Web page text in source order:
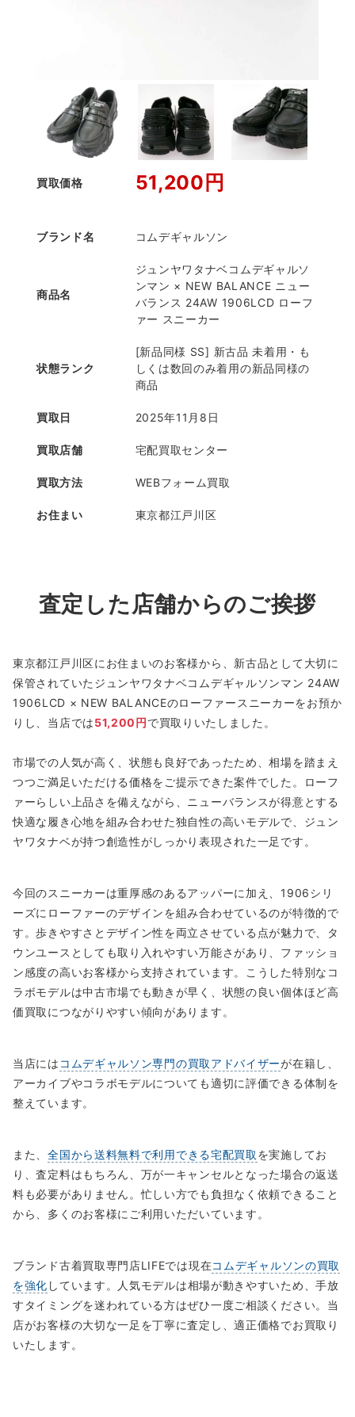
買取価格 51,200円
ブランド名 コムデギャルソン
商品名
ジュンヤワタナベコムデギャルソ
ンマン × NEW BALANCE ニュー
バランス 24AW 1906LCD ローフ
ァー スニーカー
状態ランク
[新品同様 SS] 新古品 未着用・も
しくは数回のみ着用の新品同様の
商品
買取日 2025年11月8日
買取店舗 宅配買取センター
買取方法 WEBフォーム買取
お住まい 東京都江戸川区
査定した店舗からのご挨拶
東京都江戸川区にお住まいのお客様から、新古品として大切に
保管されていたジュンヤワタナベコムデギャルソンマン 24AW
1906LCD × NEW BALANCEのローファースニーカーをお預か
りし、当店では51,200円で買取りいたしました。
市場での人気が高く、状態も良好であったため、相場を踏まえ
つつご満足いただける価格をご提示できた案件でした。ローフ
ァーらしい上品さを備えながら、ニューバランスが得意とする
快適な履き心地を組み合わせた独自性の高いモデルで、ジュン
ヤワタナベが持つ創造性がしっかり表現された一足です。
今回のスニーカーは重厚感のあるアッパーに加え、1906シリ
ーズにローファーのデザインを組み合わせているのが特徴的で
す。歩きやすさとデザイン性を両立させている点が魅力で、タ
ウンユースとしても取り入れやすい万能さがあり、ファッショ
ン感度の高いお客様から支持されています。こうした特別なコ
ラボモデルは中古市場でも動きが早く、状態の良い個体ほど高
価買取につながりやすい傾向があります。
当店には コムデギャルソン専門の買取アドバイザーが在籍し、
アーカイブやコラボモデルについても適切に評価できる体制を
整えています。
また、全国から送料無料で利用できる宅配買取 を実施してお
り、査定料はもちろん、万が一キャンセルとなった場合の返送
料も必要がありません。忙しい方でも負担なく依頼できること
から、多くのお客様にご利用いただいています。
ブランド古着買取専門店LIFEでは現在コムデギャルソンの買取
を強化 しています。人気モデルは相場が動きやすいため、手放
すタイミングを迷われている方はぜひ一度ご相談ください。当
店がお客様の大切な一足を丁寧に査定し、適正価格でお買取り
いたします。